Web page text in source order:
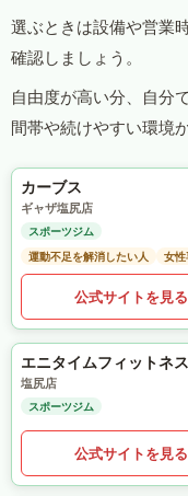
選ぶときは設備や営業
確認しましょう。
自由度が高い分、自分
間帯や続けやすい環境
カーブス
ギャザ塩尻店
スポーツジム
運動不足を解消したい人
女性
公式サイトを見る
エニタイムフィットネス
塩尻店
スポーツジム
公式サイトを見る